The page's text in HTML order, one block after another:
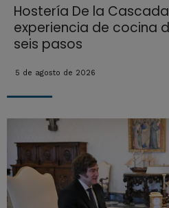
Hostería De la
experiencia de cocina
seis pasos
5 de agosto de 2026